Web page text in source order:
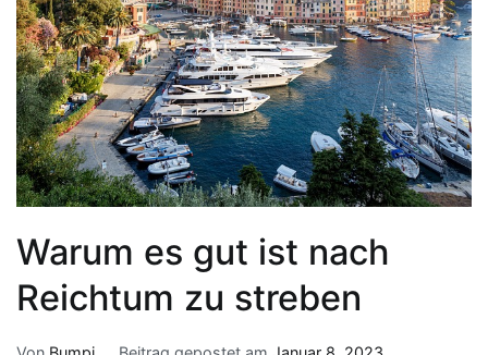
Warum es gut ist nach
Reichtum zu streben